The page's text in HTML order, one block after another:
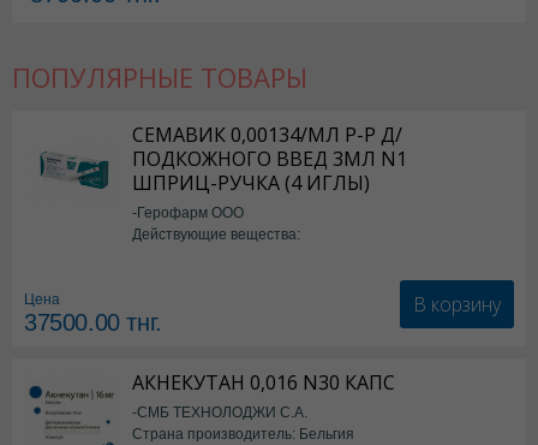
ПОПУЛЯРНЫЕ ТОВАРЫ
СЕМАВИК 0,00134/МЛ Р-Р Д/
ПОДКОЖНОГО ВВЕД 3МЛ N1
ШПРИЦ-РУЧКА (4 ИГЛЫ)
-Герофарм ООО
Действующие вещества:
Цена
37500.00тнг.
В корзину
АКНЕКУТАН 0,016 N30 КАПС
-СМБ ТЕХНОЛОДЖИ С.А.
Страна производитель: Бельгия